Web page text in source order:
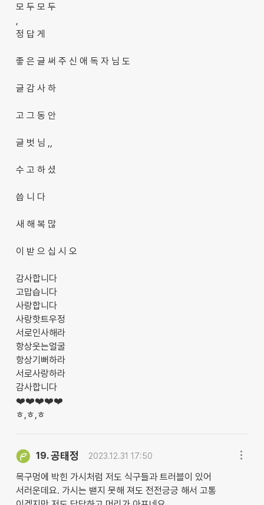
모 두 모 두
,
정 답 게
좋 은 글 써 주 신 애 독 자 님 도
글 감 사 하
고 그 동 안
글 벗 님 ,,
수 고 하 셨
씁 니 다
새 해 복 많
이 받 으 십 시 오
감사합니다
고맙습니다
사랑합니다
사랑핫트우정
서로인사해라
항상웃는얼굴
항상기뻐하라
서로사랑하라
감사합니다
❤️❤️❤️❤️❤️
ㅎ,ㅎ,ㅎ
19.공태정 2023.12.31 17:50
목구멍에 박힌 가시처럼 저도 식구들과 트러블이 있어
서러운데요. 가시는 밷지 못해 져도 전전긍긍 해서 고통